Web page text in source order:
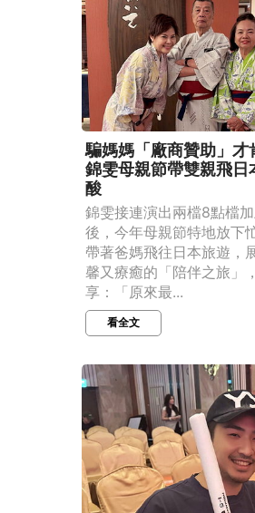
騙媽媽「廠商贊助」才
錦雯母親節帶雙親飛日
酸
錦雯接連演出兩檔8點檔
後，今年母親節特地放下
帶著爸媽飛往日本旅遊，
馨又療癒的「陪伴之旅」
享：「原來最...
看全文